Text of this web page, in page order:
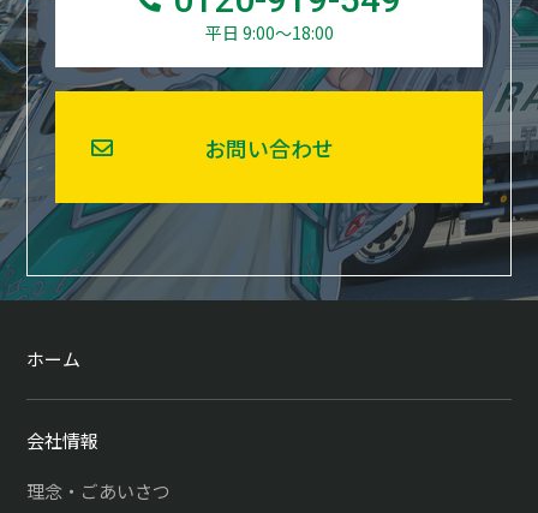
平日 9:00～18:00
お問い合わせ
ホーム
会社情報
理念・ごあいさつ